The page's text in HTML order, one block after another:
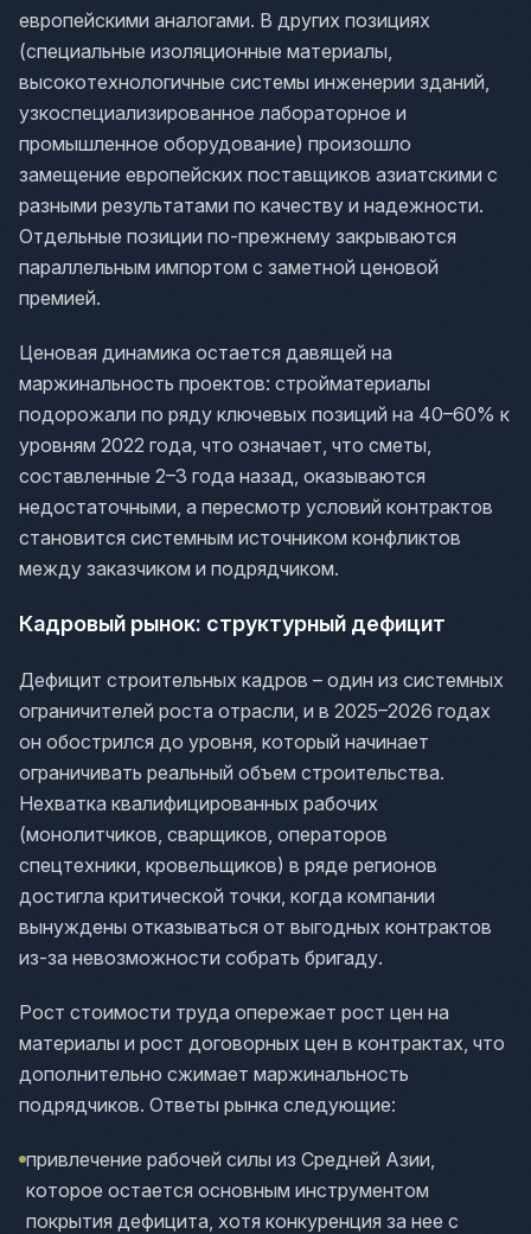
европейскими аналогами. В других позициях
(специальные изоляционные материалы,
высокотехнологичные системы инженерии зданий,
узкоспециализированное лабораторное и
промышленное оборудование) произошло
замещение европейских поставщиков азиатскими с
разными результатами по качеству и надежности.
Отдельные позиции по-прежнему закрываются
параллельным импортом с заметной ценовой
премией.
Ценовая динамика остается давящей на
маржинальность проектов: стройматериалы
подорожали по ряду ключевых позиций на 40–60% к
уровням 2022 года, что означает, что сметы,
составленные 2–3 года назад, оказываются
недостаточными, а пересмотр условий контрактов
становится системным источником конфликтов
между заказчиком и подрядчиком.
Кадровый рынок: структурный дефицит
Дефицит строительных кадров – один из системных
ограничителей роста отрасли, и в 2025–2026 годах
он обострился до уровня, который начинает
ограничивать реальный объем строительства.
Нехватка квалифицированных рабочих
(монолитчиков, сварщиков, операторов
спецтехники, кровельщиков) в ряде регионов
достигла критической точки, когда компании
вынуждены отказываться от выгодных контрактов
из-за невозможности собрать бригаду.
Рост стоимости труда опережает рост цен на
материалы и рост договорных цен в контрактах, что
дополнительно сжимает маржинальность
подрядчиков. Ответы рынка следующие:
привлечение рабочей силы из Средней Азии,
которое остается основным инструментом
покрытия дефицита, хотя конкуренция за нее с